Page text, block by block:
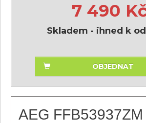
7 490
Skladem - ihned k
OBJEDNAT
AEG FFB53937ZM